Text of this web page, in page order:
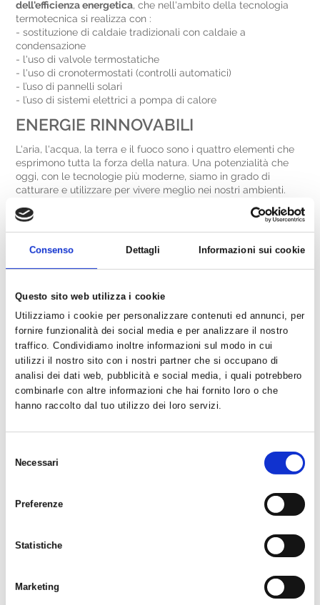
Consenso Dettagli Informazioni sui cookie
Questo sito web utilizza i cookie
Utilizziamo i cookie per personalizzare contenuti ed annunci, per
fornire funzionalità dei social media e per analizzare il nostro
traffico. Condividiamo inoltre informazioni sul modo in cui
utilizzi il nostro sito con i nostri partner che si occupano di
analisi dei dati web, pubblicità e social media, i quali potrebbero
combinarle con altre informazioni che hai fornito loro o che
hanno raccolto dal tuo utilizzo dei loro servizi.
delNecessari
Preferenze
Statistiche
Marketing
dell'efficienza energetica, che nell'ambito della tecnologia
termotecnica si realizza con :
- sostituzione di caldaie tradizionali con caldaie a
condensazione
- l'uso di valvole termostatiche
- l'uso di cronotermostati (controlli automatici)
- l’uso di pannelli solari
- l’uso di sistemi elettrici a pompa di calore
ENERGIE RINNOVABILI
L'aria, l'acqua, la terra e il fuoco sono i quattro elementi che
esprimono tutta la forza della natura. Una potenzialità che
oggi, con le tecnologie più moderne, siamo in grado di
catturare e utilizzare per vivere meglio nei nostri ambienti.
NATURA > UOMO > NATURA
Le energie rinnovabili si distinguono dalle altre fonti per la
possibilità naturale che hanno di essere sempre disponibili e
. Il sole, l'acqua, il vento e il calore della terra
sono fonti energetiche sempre a disposizione; la biomassa
mais o alcuni scarti di produzione agricola) si rinnova con la
produzione naturale o regolamentata dall'uomo. In tutti i casi,
l'utilizzo di queste fonti non comporta creazione diretta di
agenti inquinanti.
La combustione di legna, ad esempio,
assorbita dalla pianta durante la sua crescita.
- Pannelli solari termici
- Caldaia a biomassa
Alcuni esempi di realizzazione che possiamo fare per voi:
• dal semplice pannello solare per la produzione di acqua
• dalle pompe di calore geotermiche fino agli impianti
realizzazione di impianti ad hoc